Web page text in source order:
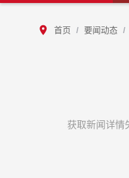
首页 / 要闻动态 /
获取新闻详情